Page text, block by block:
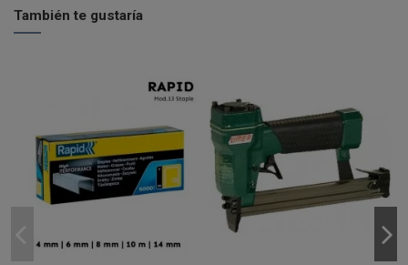
También te gustaría